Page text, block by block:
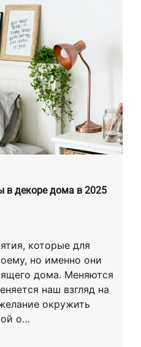
в декоре дома в 2025
которые для
но именно они
дома. Меняются
наш взгляд на
окружить
о…